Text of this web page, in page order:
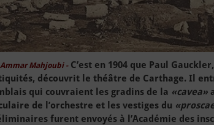
Ammar Mahjoubi -C’est en 1904 que Paul
découvrit le théâtre de Carthage. Il
qui couvraient les gradins de la «cavea»
de l’orchestre et les vestiges du
furent envoyés à l’Académie des